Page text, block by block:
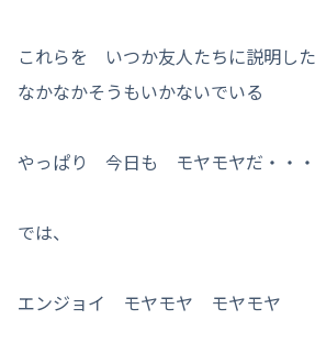
これらを いつか友人たちに説明し
なかなかそうもいかないでいる
やっぱり 今日も モヤモヤだ・・・
では、
エンジョイ モヤモヤ モヤモヤ